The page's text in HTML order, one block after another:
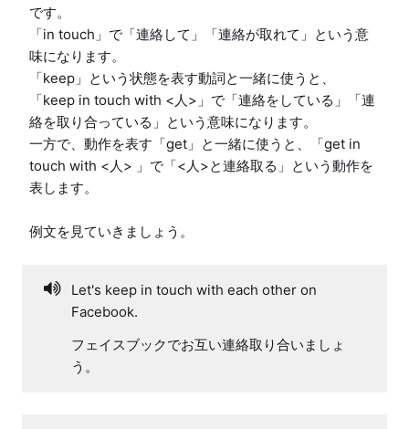
です。
「in touch」で「連絡して」「連絡が取れて」という意
味になります。
「keep」という状態を表す動詞と一緒に使うと、
「keep in touch with <人>」で「連絡をしている」「連
絡を取り合っている」という意味になります。
一方で、動作を表す「get」と一緒に使うと、「get in
touch with <人> 」で「<人>と連絡取る」という動作を
表します。
例文を見ていきましょう。
Let's keep in touch with each other on
Facebook.
フェイスブックでお互い連絡取り合いましょ
う。